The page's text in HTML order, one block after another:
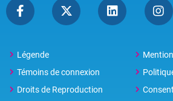
Légende
Témoins de connexion
Droits de Reproduction